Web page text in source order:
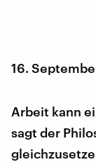
16.
Arbeit kann
sagt der